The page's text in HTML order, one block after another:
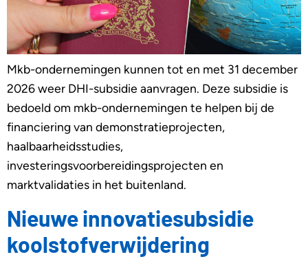
Mkb-ondernemingen kunnen tot en met 31 december
2026 weer DHI-subsidie aanvragen. Deze subsidie is
bedoeld om mkb-ondernemingen te helpen bij de
financiering van demonstratieprojecten,
haalbaarheidsstudies,
investeringsvoorbereidingsprojecten en
marktvalidaties in het buitenland.
Nieuwe innovatiesubsidie
koolstofverwijdering